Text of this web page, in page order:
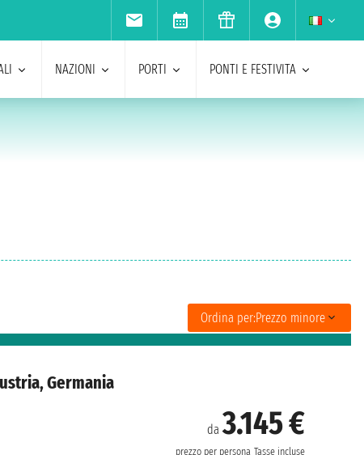
NAZIONI PORTI PONTI E FESTIVITA
Ordina per:Prezzo minore
Germania
da3.145 €
prezzo per persona Tasse incluse